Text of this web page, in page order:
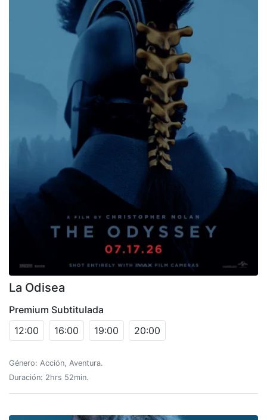
La Odisea
Premium Subtitulada
12:00
16:00 19:00 20:00
Género: Acción, Aventura.
Duración: 2hrs 52min.